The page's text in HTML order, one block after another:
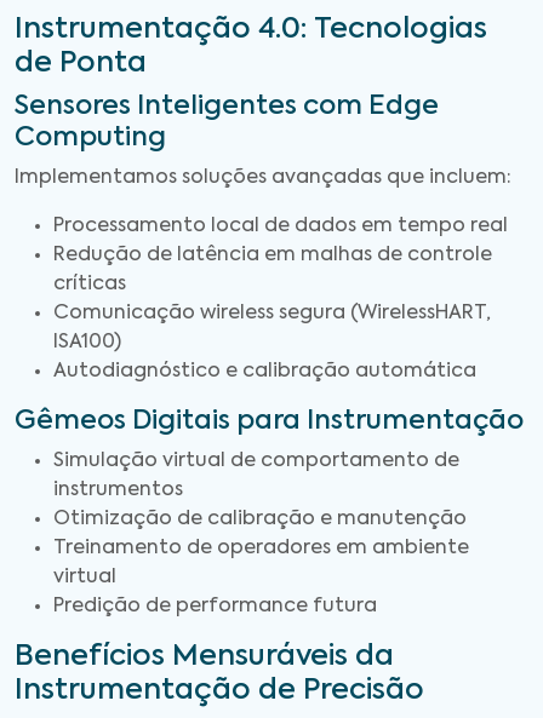
Instrumentação 4.0: Tecnologias
de Ponta
Sensores Inteligentes com Edge
Computing
Implementamos soluções avançadas que incluem:
Processamento local de dados em tempo real
Redução de latência em malhas de controle
críticas
Comunicação wireless segura (WirelessHART,
ISA100)
Autodiagnóstico e calibração automática
Gêmeos Digitais para Instrumentação
Simulação virtual de comportamento de
instrumentos
Otimização de calibração e manutenção
Treinamento de operadores em ambiente
virtual
Predição de performance futura
Benefícios Mensuráveis da
Instrumentação de Precisão